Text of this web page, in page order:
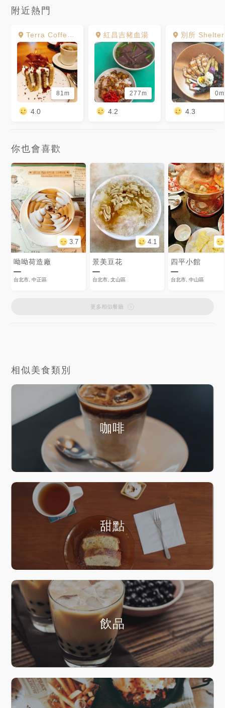
附近熱門
Terra Coffee 德樂咖啡
81m
4.0
紅昌吉豬血湯
277m
4.2
別所 Shelter
0m
4.3
你也會喜歡
3.7
呦呦荷造廠
台北市, 中正區
4.1
景美豆花
台北市, 文山區
四平小館
台北市, 中山區
更多相似餐廳
相似美食類別
咖啡
甜點
飲品